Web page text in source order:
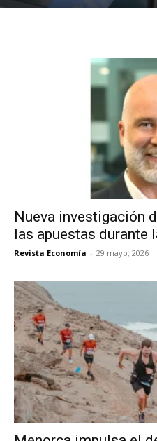
Nueva investigación
las apuestas durante
Revista Economía - 29 mayo, 2026